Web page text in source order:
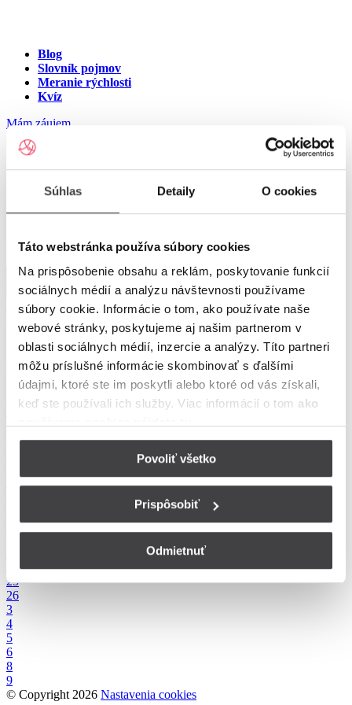
Súhlas Detaily O cookies
Táto webstránka používa súbory cookies
Na prispôsobenie obsahu a reklám, poskytovanie funkcií
sociálnych médií a analýzu návštevnosti používame
súbory cookie. Informácie o tom, ako používate naše
webové stránky, poskytujeme aj našim partnerom v
oblasti sociálnych médií, inzercie a analýzy. Títo partneri
môžu príslušné informácie skombinovať s ďalšími
údajmi, ktoré ste im poskytli alebo ktoré od vás získali,
keď ste používali ich služby. Viac informácií o tom ako
Povoliť všetko
Prispôsobiť
Odmietnuť
Blog
Slovník pojmov
Meranie rýchlosti
Kvíz
Mám záujem
Internet na ulici kpt. Jaroša,
Pezinok
Zadajte číslo vchodu pre zobrazenie ponuky internetu v meste
Zadajte číslo domu/vchodupre zobrazenie ponuky internetu v
lokalite Pezinok
Zoznam čísiel domov/vchodov na ulici kpt. Jaroša v
meste Pezinok
11
25
26
3
4
5
6
8
9
© Copyright 2026 Nastavenia cookies